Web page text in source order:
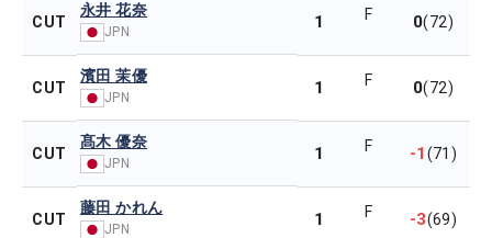
CUT
永井 花奈
JPN 1 F 0(72)
CUT
濱田 茉優
JPN 1 F 0(72)
CUT
髙木 優奈
JPN 1 F -1(71)
CUT
藤田 かれん
JPN 1 F -3(69)